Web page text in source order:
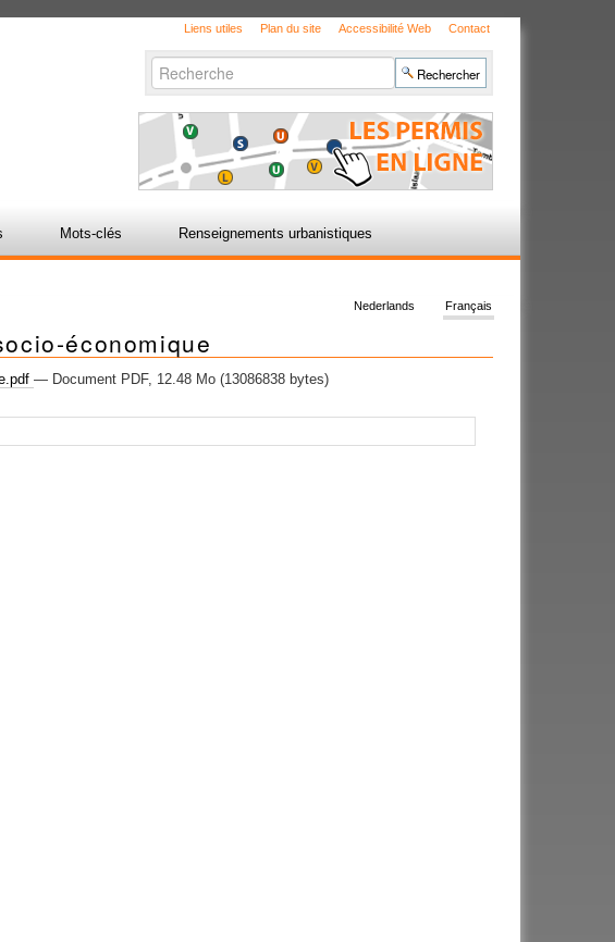
Liens utiles Plan du site Accessibilité Web Contact
Chercher par
avancée…
Mots-clés Renseignements urbanistiques
Français
Nederlands
économique
— Document PDF, 12.48 Mo (13086838 bytes)